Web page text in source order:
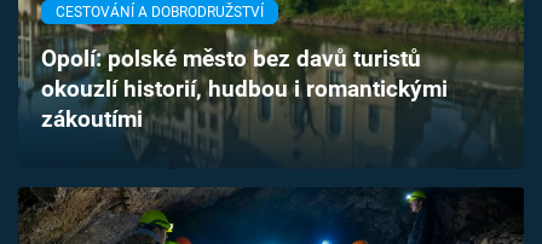
CESTOVÁNÍ A DOBRODRUŽSTVÍ
Opolí: polské město bez davů turistů
okouzlí historií, hudbou i romantickými
zákoutími